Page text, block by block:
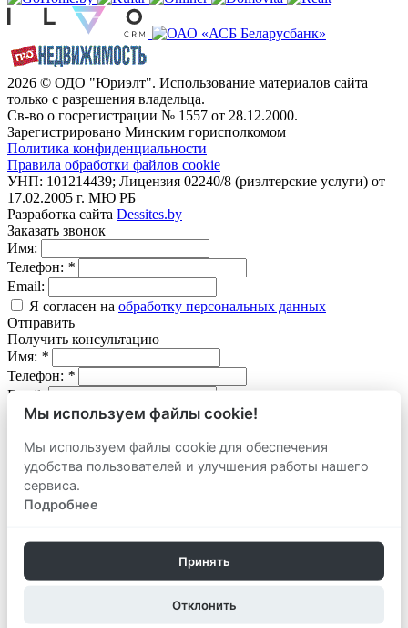
2026 © ОДО "Юриэлт". Использование материалов сайта
только с разрешения владельца.
Св-во о госрегистрации № 1557 от 28.12.2000.
Зарегистрировано Минским горисполкомом
Политика конфиденциальности
Правила обработки файлов cookie
УНП: 101214439; Лицензия 02240/8 (риэлтерские услуги) от
17.02.2005 г. МЮ РБ
Разработка сайта Dessites.by
Заказать звонок
Имя:
Телефон: *
Email:
Я согласен на обработку персональных данных
Отправить
Получить консультацию
Имя: *
Телефон: *
Email:
Я согласен наобработку персональных данных
Отправить
Оставить заявку
продать
Вид объекта:
Email:
Мы используем файлы cookie!
Мы используем файлы cookie для обеспечения
удобства пользователей и улучшения работы нашего
сервиса.
Подробнее
Принять
Отклонить